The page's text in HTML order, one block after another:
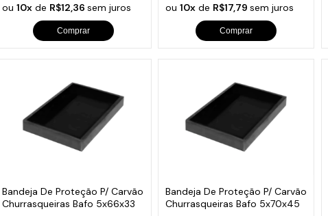
ou10x de R$12,36sem juros
Comprar
ou10x de R$17,79sem juros
Comprar
Bandeja De Proteção P/ Carvão
Churrasqueiras Bafo 5x66x33
Bandeja De Proteção P/ Carvão
Churrasqueiras Bafo 5x70x45